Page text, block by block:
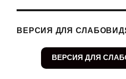
ВЕРСИЯ ДЛЯ
ВЕРСИЯ ДЛЯ